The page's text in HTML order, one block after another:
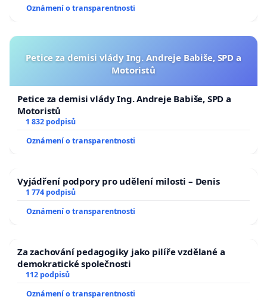
Oznámení o transparentnosti
Petice za demisi vlády Ing. Andreje Babiše, SPD a
Motoristů
Petice za demisi vlády Ing. Andreje Babiše, SPD a
Motoristů
1 832 podpisů
Oznámení o transparentnosti
Vyjádření podpory pro udělení milosti – Denis
1 774 podpisů
Oznámení o transparentnosti
Za zachování pedagogiky jako pilíře vzdělané a
demokratické společnosti
112 podpisů
Oznámení o transparentnosti